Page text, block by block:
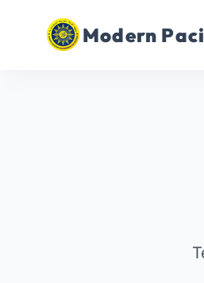
Modern